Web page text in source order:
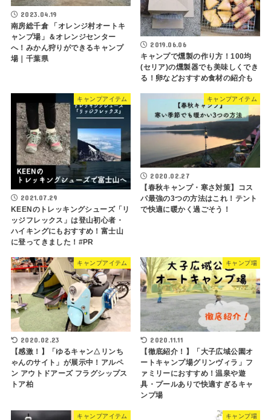
2023.04.19
南房総千倉 「オレンジ村オートキ
ャンプ場」＆オレンジセンター
へ！みかん狩りができるキャンプ
場｜千葉県
2019.06.06
キャンプで燻製の作り方！100均
(セリア)の燻製器でも美味しくでき
る！卵などおすすめ食材の紹介も
キャンプアイテム
2021.07.29
KEENのトレッキングシューズ「リ
ッジフレックス」は登山初心者・
ハイキングにもおすすめ！富士山
に登ってきました！#PR
キャンプアイテム
2020.02.27
【春秋キャンプ・寒さ対策】コス
パ最強の3つの方法はこれ！テント
で快適に暖かく過ごそう！
キャンプアイテム
2020.02.23
【感激！】「ゆるキャン△リンち
ゃんのサイト」が展示中！アルペ
ン アウトドアーズ フラグシップス
トア柏
キャンプ場
2020.11.11
【徹底紹介！】「大子広域公園オ
ートキャンプ場グリンヴィラ」フ
ァミリーにおすすめ！温泉や遊
具・プールありで快適すぎるキャ
ンプ場
キャンプアイテム キャンプ場